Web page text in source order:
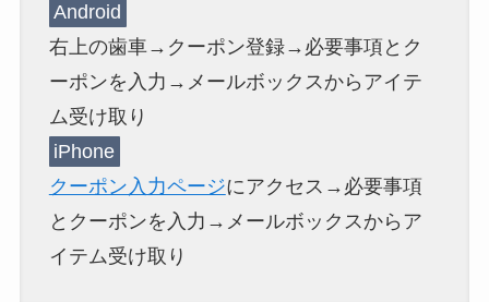
Android
右上の歯車→クーポン登録→必要事項とク
ーポンを入力→メールボックスからアイテ
ム受け取り
iPhone
クーポン入力ページにアクセス→必要事項
とクーポンを入力→メールボックスからア
イテム受け取り